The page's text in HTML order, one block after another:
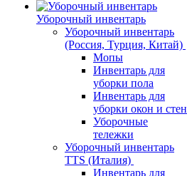
Уборочный инвентарь
Уборочный инвентарь
(Россия, Турция, Китай)
Мопы
Инвентарь для
уборки пола
Инвентарь для
уборки окон и стен
Уборочные
тележки
Уборочный инвентарь
TTS (Италия)
Инвентарь для